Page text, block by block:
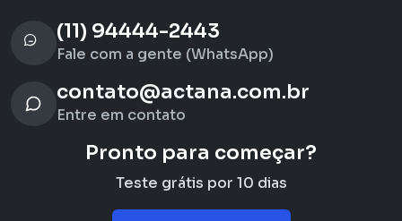
(11) 94444-2443
Fale com a gente (WhatsApp)
contato@actana.com.br
Entre em contato
Pronto para começar?
Teste grátis por 10 dias